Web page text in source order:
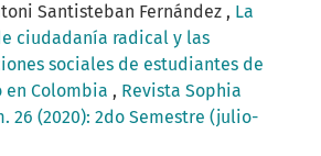
Santisteban Fernández , La
ciudadanía radical y las
sociales de estudiantes de
Colombia , Revista Sophia
26 (2020): 2do Semestre (julio-